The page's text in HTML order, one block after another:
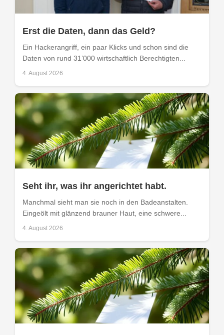
Erst die Daten, dann das Geld?
Ein Hackerangriff, ein paar Klicks und schon sind die
Daten von rund 31’000 wirtschaftlich Berechtigten...
4. August 2026
Seht ihr, was ihr angerichtet habt.
Manchmal sieht man sie noch in den Badeanstalten.
Eingeölt mit glänzend brauner Haut, eine schwere...
4. August 2026